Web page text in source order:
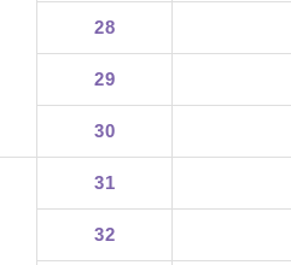
28
29
30
31
32